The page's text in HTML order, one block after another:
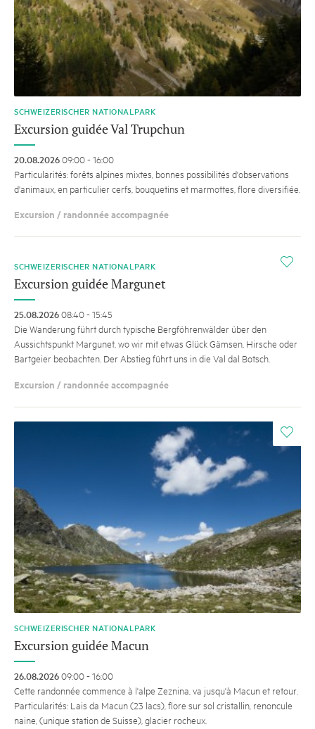
SCHWEIZERISCHER NATIONALPARK
Excursion guidée Val Trupchun
20.08.202609:00 - 16:00
Particularités: forêts alpines mixtes, bonnes possibilités d'observations
d'animaux, en particulier cerfs, bouquetins et marmottes, flore diversifiée.
Excursion / randonnée accompagnée
i
SCHWEIZERISCHER NATIONALPARK
Excursion guidée Margunet
25.08.202608:40 - 15:45
Die Wanderung führt durch ­typische Bergföhrenwälder über den
Aussichtspunkt Margunet, wo wir mit etwas Glück Gämsen, Hirsche oder
Bartgeier beobachten. Der Abstieg führt uns in die Val dal Botsch.
Excursion / randonnée accompagnée
i
SCHWEIZERISCHER NATIONALPARK
Excursion guidée Macun
26.08.202609:00 - 16:00
Cette randonnée commence à l'alpe Zeznina, va jusqu'à Macun et retour.
Particularités: Lais da Macun (23 lacs), flore sur sol cristallin, renoncule
naine, (unique station de Suisse), glacier rocheux.